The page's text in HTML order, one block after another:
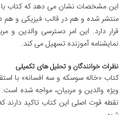
این مشخصات نشان می دهد که کتاب با
منتشر شده و هم در قالب فیزیکی و هم
قرار دارد. این امر دسترسی والدین و
نمایشنامه آموزنده تسهیل می کند.
نظرات خوانندگان و تحلیل های تکمیلی
کتاب «خاله سوسکه و سه افسانه» با
ویژه والدین و مربیان، مواجه شده
نقطه قوت اصلی این کتاب تاکید دارند